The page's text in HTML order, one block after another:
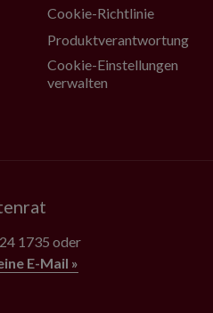
Cookie-Richtlinie
Produktverantwortung
Cookie-Einstellungen
verwalten
1735 oder
E-Mail »